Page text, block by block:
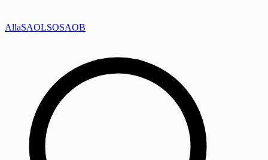
AllaSAOLSOSAOB